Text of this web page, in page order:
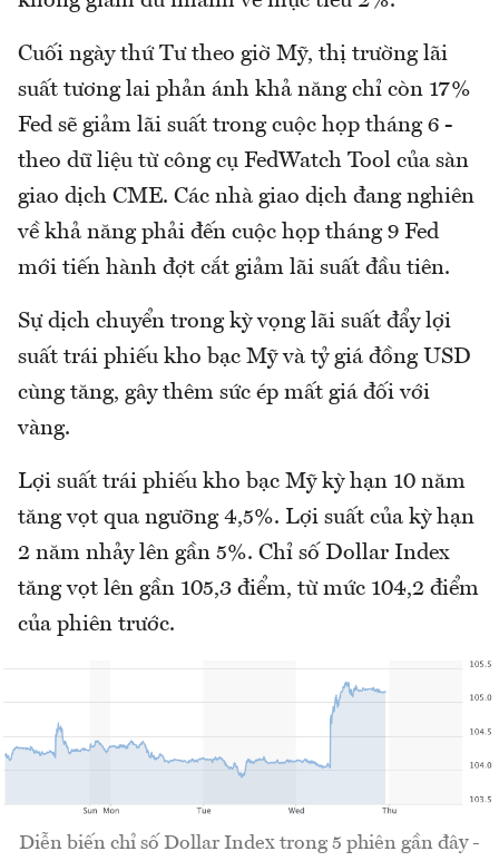
Cuối ngày thứ Tư theo giờ Mỹ, thị trường lãi
suất tương lai phản ánh khả năng chỉ còn 17%
Fed sẽ giảm lãi suất trong cuộc họp tháng 6 -
theo dữ liệu từ công cụ FedWatch Tool của sàn
giao dịch CME. Các nhà giao dịch đang nghiên
về khả năng phải đến cuộc họp tháng 9 Fed
mới tiến hành đợt cắt giảm lãi suất đầu tiên.
Sự dịch chuyển trong kỳ vọng lãi suất đẩy lợi
suất trái phiếu kho bạc Mỹ và tỷ giá đồng USD
cùng tăng, gây thêm sức ép mất giá đối với
vàng.
Lợi suất trái phiếu kho bạc Mỹ kỳ hạn 10 năm
tăng vọt qua ngưỡng 4,5%. Lợi suất của kỳ hạn
2 năm nhảy lên gần 5%. Chỉ số Dollar Index
tăng vọt lên gần 105,3 điểm, từ mức 104,2 điểm
của phiên trước.
Diễn biến chỉ số Dollar Index trong 5 phiên gần đây -